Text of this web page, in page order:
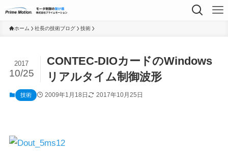
ホーム 社長の技術ブログ 技術
CONTEC-DIOカードのWindows
リアルタイム制御波形
2017
10/25
技術 2009年1月18日 2017年10月25日